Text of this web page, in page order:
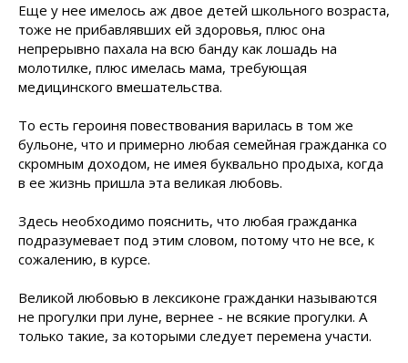
Еще у нее имелось аж двое детей школьного возраста,
тоже не прибавлявших ей здоровья, плюс она
непрерывно пахала на всю банду как лошадь на
молотилке, плюс имелась мама, требующая
медицинского вмешательства.
То есть героиня повествования варилась в том же
бульоне, что и примерно любая семейная гражданка со
скромным доходом, не имея буквально продыха, когда
в ее жизнь пришла эта великая любовь.
Здесь необходимо пояснить, что любая гражданка
подразумевает под этим словом, потому что не все, к
сожалению, в курсе.
Великой любовью в лексиконе гражданки называются
не прогулки при луне, вернее - не всякие прогулки. А
только такие, за которыми следует перемена участи.